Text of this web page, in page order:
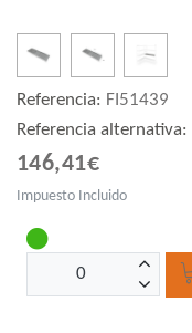
Referencia: FI51439
Referencia alternativa:
146,41€
Impuesto Incluido